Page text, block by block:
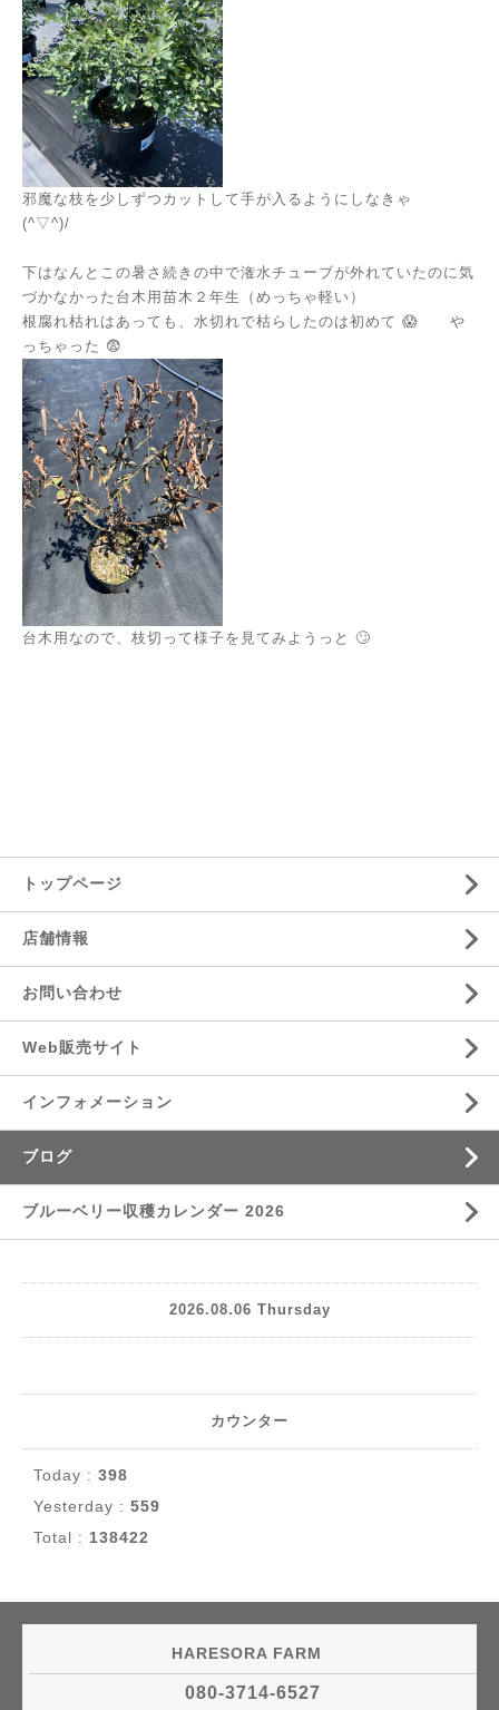
邪魔な枝を少しずつカットして手が入るようにしなきゃ
(^▽^)/
下はなんとこの暑さ続きの中で潅水チューブが外れていたのに気
づかなかった台木用苗木２年生（めっちゃ軽い）
根腐れ枯れはあっても、水切れで枯らしたのは初めて 😱 や
っちゃった 😨
台木用なので、枝切って様子を見てみようっと 🙄
トップページ
店舗情報
お問い合わせ
Web販売サイト
インフォメーション
ブログ
ブルーベリー収穫カレンダー 2026
2026.08.06 Thursday
カウンター
Today : 398
Yesterday : 559
Total : 138422
HARESORA FARM
080-3714-6527